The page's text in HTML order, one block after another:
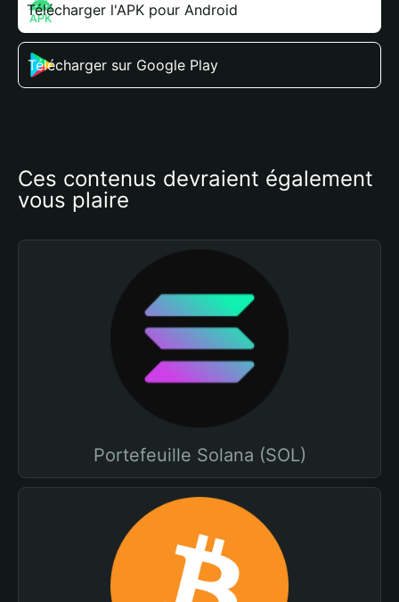
Télécharger l'APK pour Android
Télécharger sur Google Play
Ces contenus devraient également
vous plaire
Portefeuille Solana (SOL)